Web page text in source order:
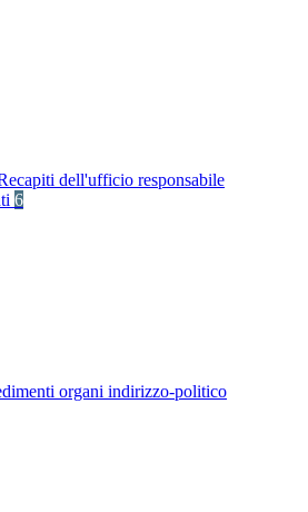
dell'ufficio responsabile
6
organi indirizzo-politico